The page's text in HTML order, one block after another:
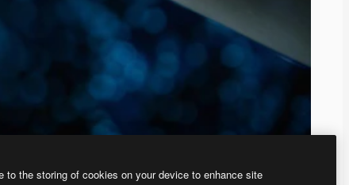
to the storing of cookies on your device to enhance site